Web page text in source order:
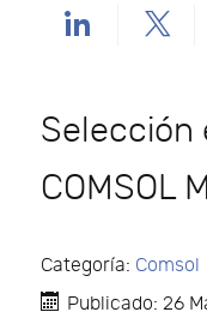
Selección
COMSOL
Categoría: Comsol
Publicado: 26